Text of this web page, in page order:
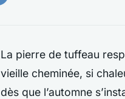
La pierre de tuffeau
vieille cheminée, si
dès que l’automne